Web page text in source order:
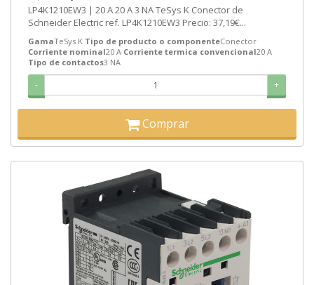
LP4K1210EW3 | 20 A 20 A 3 NA TeSys K Conector de
Schneider Electric ref. LP4K1210EW3 Precio: 37,19€...
GamaTeSys K Tipo de producto o componenteConector
Corriente nominal20 A Corriente termica convencional20 A
Tipo de contactos3 NA
- +
Comprar